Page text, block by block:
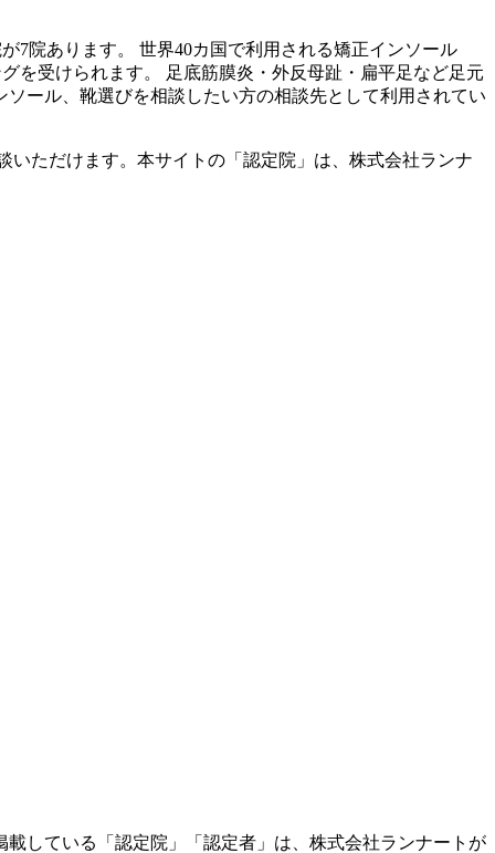
7院あります。 世界40カ国で利用される矯正インソール
を受けられます。 足底筋膜炎・外反母趾・扁平足など足元
ール、靴選びを相談したい方の相談先として利用されてい
ただけます。本サイトの「認定院」は、株式会社ランナ
している「認定院」「認定者」は、株式会社ランナートが